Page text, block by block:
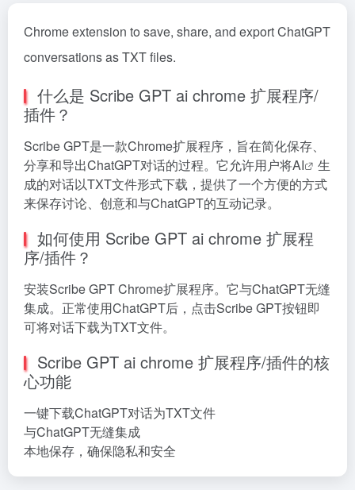
Chrome extension to save, share, and export ChatGPT
conversations as TXT files.
什么是 Scribe GPT ai chrome 扩展程序/
插件？
Scribe GPT是一款Chrome扩展程序，旨在简化保存、
分享和导出ChatGPT对话的过程。它允许用户将AI
生
成的对话以TXT文件形式下载，提供了一个方便的方式
来保存讨论、创意和与ChatGPT的互动记录。
如何使用 Scribe GPT ai chrome 扩展程
序/插件？
安装Scribe GPT Chrome扩展程序。它与ChatGPT无缝
集成。正常使用ChatGPT后，点击Scribe GPT按钮即
可将对话下载为TXT文件。
Scribe GPT ai chrome 扩展程序/插件的核
心功能
一键下载ChatGPT对话为TXT文件
与ChatGPT无缝集成
本地保存，确保隐私和安全